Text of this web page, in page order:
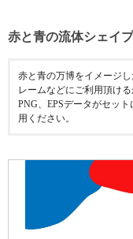
赤と青の流体シェイ
赤と青の万博をイメージ
レームなどにご利用頂け
PNG、EPSデータがセッ
用ください。